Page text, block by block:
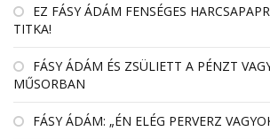
EZ FÁSY ÁDÁM FENSÉGES
TITKA!
FÁSY ÁDÁM ÉS ZSÜLIETT A PÉNZT
MŰSORBAN
FÁSY ÁDÁM: „ÉN ELÉG PERVERZ